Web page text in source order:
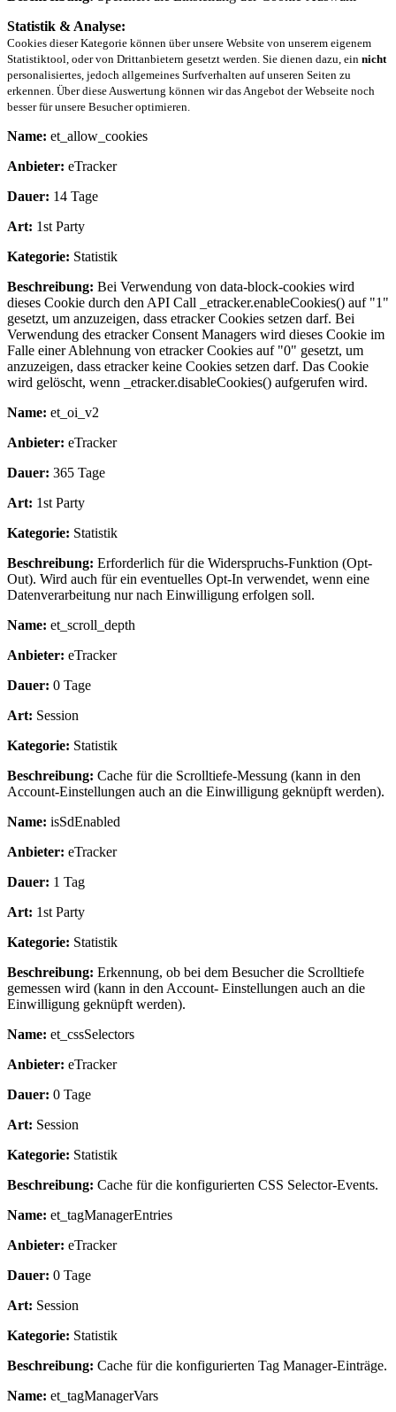
Statistik & Analyse:
Cookies dieser Kategorie können über unsere Website von unserem eigenem
Statistiktool, oder von Drittanbietern gesetzt werden. Sie dienen dazu, ein nicht
personalisiertes, jedoch allgemeines Surfverhalten auf unseren Seiten zu
erkennen. Über diese Auswertung können wir das Angebot der Webseite noch
besser für unsere Besucher optimieren.
Name: et_allow_cookies
Anbieter: eTracker
Dauer: 14 Tage
Art: 1st Party
Kategorie: Statistik
Beschreibung: Bei Verwendung von data-block-cookies wird
dieses Cookie durch den API Call _etracker.enableCookies() auf "1"
gesetzt, um anzuzeigen, dass etracker Cookies setzen darf. Bei
Verwendung des etracker Consent Managers wird dieses Cookie im
Falle einer Ablehnung von etracker Cookies auf "0" gesetzt, um
anzuzeigen, dass etracker keine Cookies setzen darf. Das Cookie
wird gelöscht, wenn _etracker.disableCookies() aufgerufen wird.
Name: et_oi_v2
Anbieter: eTracker
Dauer: 365 Tage
Art: 1st Party
Kategorie: Statistik
Beschreibung: Erforderlich für die Widerspruchs-Funktion (Opt-
Out). Wird auch für ein eventuelles Opt-In verwendet, wenn eine
Datenverarbeitung nur nach Einwilligung erfolgen soll.
Name: et_scroll_depth
Anbieter: eTracker
Dauer: 0 Tage
Art: Session
Kategorie: Statistik
Beschreibung: Cache für die Scrolltiefe-Messung (kann in den
Account-Einstellungen auch an die Einwilligung geknüpft werden).
Name: isSdEnabled
Anbieter: eTracker
Dauer: 1 Tag
Art: 1st Party
Kategorie: Statistik
Beschreibung: Erkennung, ob bei dem Besucher die Scrolltiefe
gemessen wird (kann in den Account- Einstellungen auch an die
Einwilligung geknüpft werden).
Name: et_cssSelectors
Anbieter: eTracker
Dauer: 0 Tage
Art: Session
Kategorie: Statistik
Beschreibung: Cache für die konfigurierten CSS Selector-Events.
Name: et_tagManagerEntries
Anbieter: eTracker
Dauer: 0 Tage
Art: Session
Kategorie: Statistik
Beschreibung: Cache für die konfigurierten Tag Manager-Einträge.
Name: et_tagManagerVars